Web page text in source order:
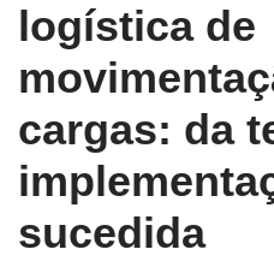
logística de
cargas: da
sucedida